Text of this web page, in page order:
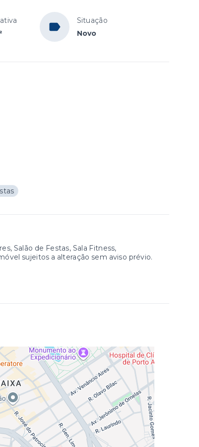
Situação
Novo
Salão de Festas, Sala Fitness,
sujeitos a alteração sem aviso prévio.